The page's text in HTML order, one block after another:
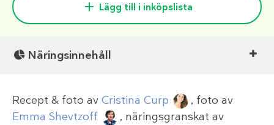
Lägg till i inköpslista
Näringsinnehåll
Recept & foto av Cristina Curp
, foto av
Emma Shevtzoff
, näringsgranskat av